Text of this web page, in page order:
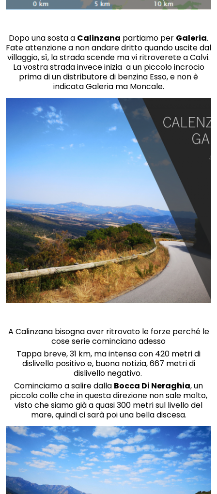
Dopo una sosta a Calinzana partiamo per Galeria.
Fate attenzione a non andare dritto quando uscite dal
villaggio, sì, la strada scende ma vi ritroverete a Calvi.
La vostra strada invece inizia a un piccolo incrocio
prima di un distributore di benzina Esso, e non è
indicata Galeria ma Moncale.
A Calinzana bisogna aver ritrovato le forze perché le
cose serie cominciano adesso
Tappa breve, 31 km, ma intensa con 420 metri di
dislivello positivo e, buona notizia, 667 metri di
dislivello negativo.
Cominciamo a salire dalla Bocca Di Neraghia, un
piccolo colle che in questa direzione non sale molto,
visto che siamo già a quasi 300 metri sul livello del
mare, quindi ci sarà poi una bella discesa.